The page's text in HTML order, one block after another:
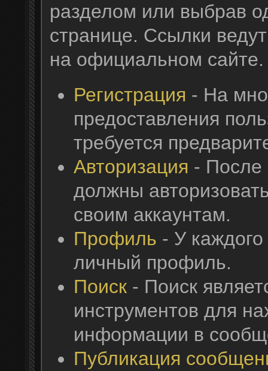
разделом или выбрав
странице. Ссылки
на официальном сайте.
Регистрация - На
предоставления
требуется
Авторизация - После
должны
своим аккаунтам.
Профиль - У каждого
личный профиль.
Поиск- Поиск
инструментов для
информации в
Публикация